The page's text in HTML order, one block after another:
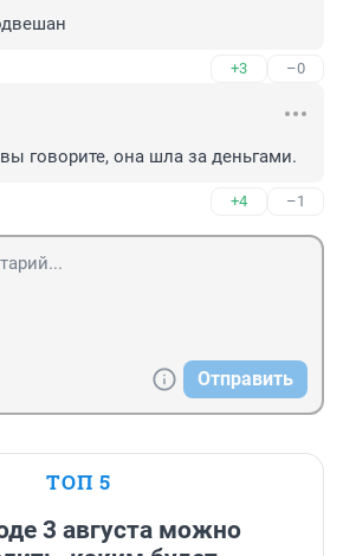
+3 –0
говорите, она шла за деньгами.
+4 –1
Отправить
ТОП 5
3 августа можно